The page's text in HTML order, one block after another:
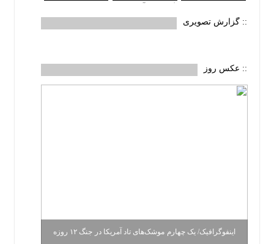
:: گزارش تصویری
:: عکس روز
اینفوگرافیک/ یک چهارم موشک‌های تاد آمریکا در جنگ ۱۲ روزه